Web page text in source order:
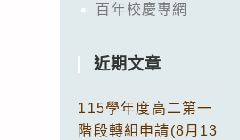
百年校慶專網
近期文章
115學年度高二第一
階段轉組申請(8月13